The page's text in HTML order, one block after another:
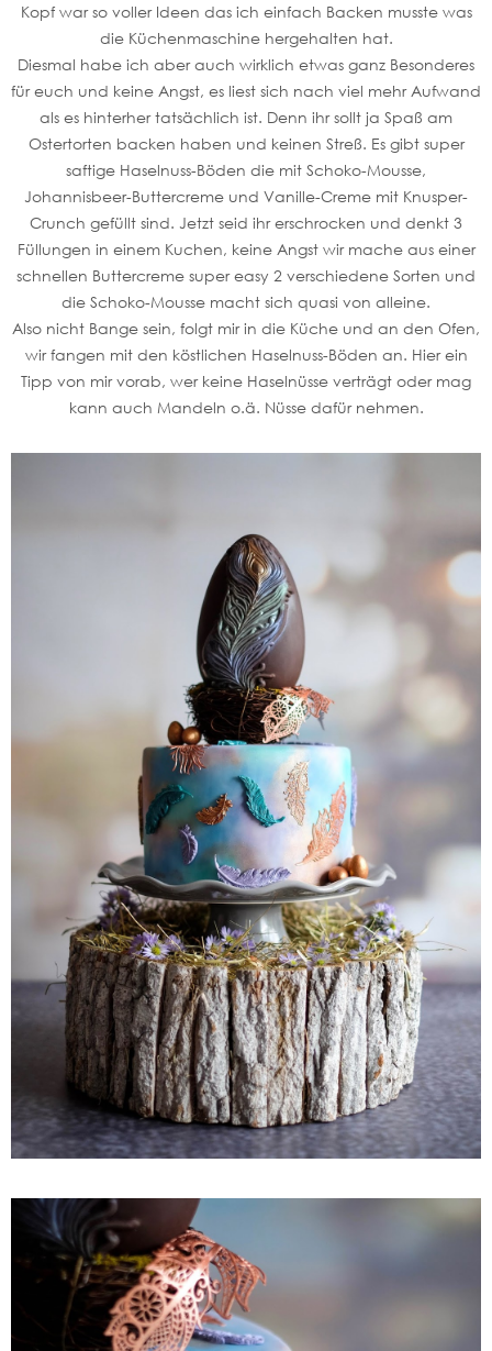
Kopf war so voller Ideen das ich einfach Backen musste was
die Küchenmaschine hergehalten hat.
Diesmal habe ich aber auch wirklich etwas ganz Besonderes
für euch und keine Angst, es liest sich nach viel mehr Aufwand
als es hinterher tatsächlich ist. Denn ihr sollt ja Spaß am
Ostertorten backen haben und keinen Streß. Es gibt super
saftige Haselnuss-Böden die mit Schoko-Mousse,
Johannisbeer-Buttercreme und Vanille-Creme mit Knusper-
Crunch gefüllt sind. Jetzt seid ihr erschrocken und denkt 3
Füllungen in einem Kuchen, keine Angst wir mache aus einer
schnellen Buttercreme super easy 2 verschiedene Sorten und
die Schoko-Mousse macht sich quasi von alleine.
Also nicht Bange sein, folgt mir in die Küche und an den Ofen,
wir fangen mit den köstlichen Haselnuss-Böden an. Hier ein
Tipp von mir vorab, wer keine Haselnüsse verträgt oder mag
kann auch Mandeln o.ä. Nüsse dafür nehmen.